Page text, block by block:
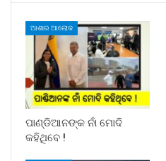
ଆଶାର ଆଲୋକ
ପାଣ୍ଡିଆନଙ୍କ ନାଁ ମୋଦି
କହିଥିବେ !